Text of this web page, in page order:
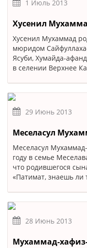
1 Июль 2013
Хусенил
Хусенил Мухаммад
мюридом
Ясуби, Хумайда-
в селении Верхнее
29 Июнь 2013
Меселасул
Меселасул
году в семье
что родившегося
«Патимат, знаешь ли
28 Июнь 2013
Мухаммад-